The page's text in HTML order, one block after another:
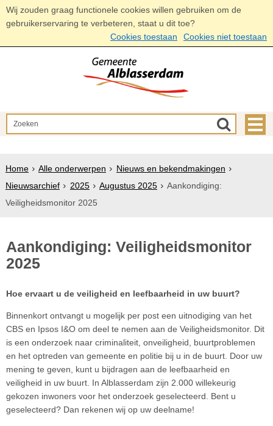
Wij zouden graag functionele cookies willen gebruiken om de
gebruikerservaring te verbeteren, staat u dit toe?
Cookies toestaan
Cookies niet toestaan
Home Alle onderwerpen
Nieuws en bekendmakingen
Nieuwsarchief
2025 Augustus 2025
Aankondiging:
Veiligheidsmonitor 2025
Aankondiging: Veiligheidsmonitor
2025
Hoe ervaart u de veiligheid en leefbaarheid in uw buurt?
Binnenkort ontvangt u mogelijk per post een uitnodiging van het
CBS en Ipsos I&O om deel te nemen aan de Veiligheidsmonitor. Dit
is een onderzoek naar criminaliteit, onveiligheid, buurtproblemen
en het optreden van gemeente en politie bij u in de buurt. Door uw
mening te geven, kunt u bijdragen aan de leefbaarheid en
veiligheid in uw buurt. In Alblasserdam zijn 2.000 willekeurig
gekozen inwoners voor het onderzoek geselecteerd. Bent u
geselecteerd? Dan rekenen wij op uw deelname!